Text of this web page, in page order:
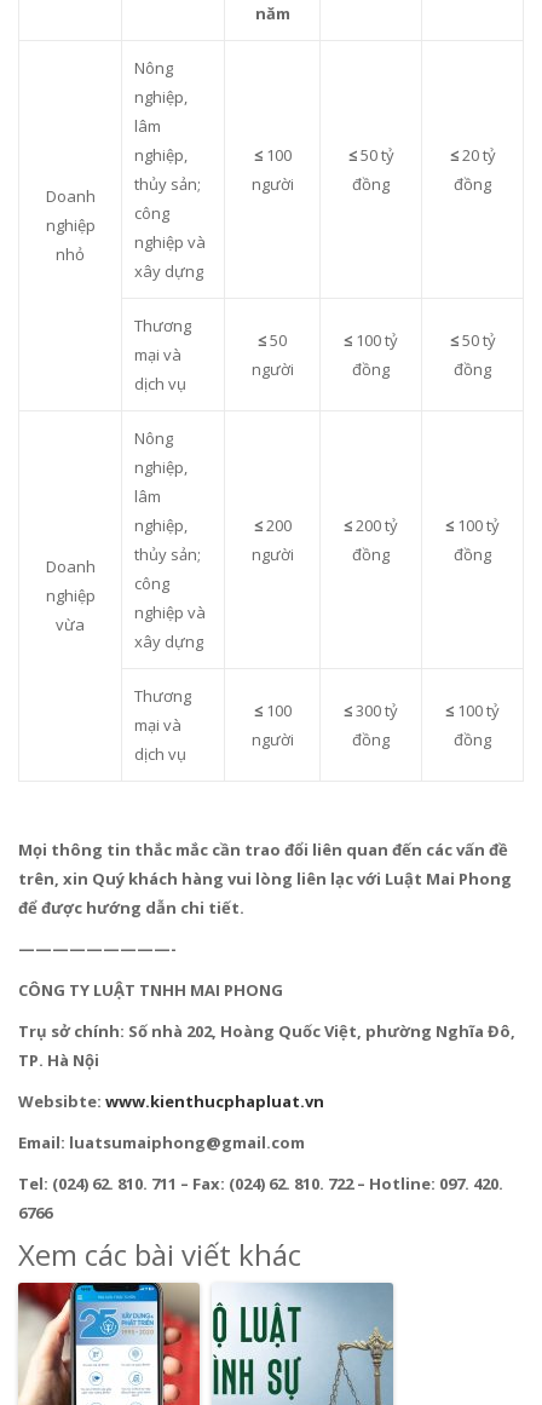
năm
Doanh
nghiệp
nhỏ
Nông
nghiệp,
lâm
nghiệp,
thủy sản;
công
nghiệp và
xây dựng
≤ 100
người
≤50 tỷ
đồng
≤20 tỷ
đồng
Thương
mại và
dịch vụ
≤50
người
≤ 100 tỷ
đồng
≤50 tỷ
đồng
Doanh
nghiệp
vừa
Nông
nghiệp,
lâm
nghiệp,
thủy sản;
công
nghiệp và
xây dựng
≤200
người
≤200 tỷ
đồng
≤ 100 tỷ
đồng
Thương
mại và
dịch vụ
≤ 100
người
≤300 tỷ
đồng
≤ 100 tỷ
đồng
Mọi thông tin thắc mắc cần trao đổi liên quan đến các vấn đề
trên, xin Quý khách hàng vui lòng liên lạc với Luật Mai Phong
để được hướng dẫn chi tiết.
—————————-
CÔNG TY LUẬT TNHH MAI PHONG
Trụ sở chính: Số nhà 202, Hoàng Quốc Việt, phường Nghĩa Đô,
TP. Hà Nội
Websibte: www.kienthucphapluat.vn
Email: luatsumaiphong@gmail.com
Tel: (024) 62. 810. 711 – Fax: (024) 62. 810. 722 – Hotline: 097. 420.
6766
Xem các bài viết khác